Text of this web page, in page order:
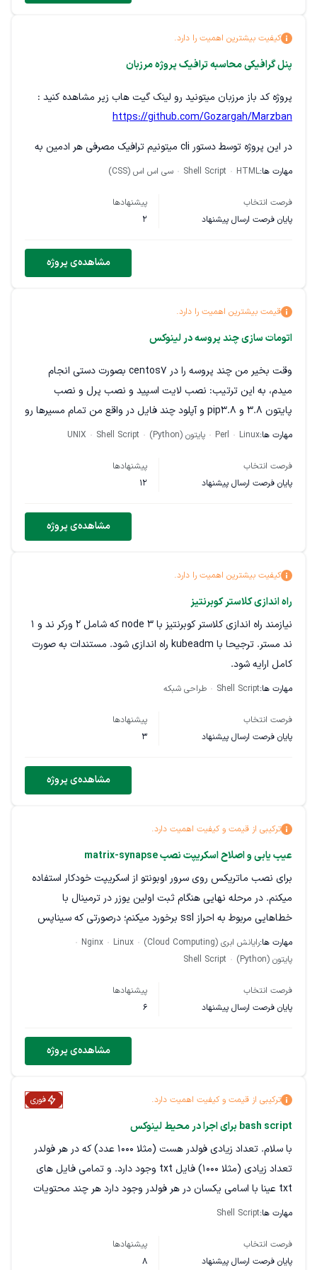
کیفیت بیشترین اهمیت را دارد.
پنل گرافیکی محاسبه ترافیک پروژه مرزبان
پروژه کد باز مرزبان میتونید رو لینک گیت هاب زیر مشاهده کنید :
https://github.com/Gozargah/Marzban
در این پروژه توسط دستور cli میتونیم ترافیک مصرفی هر ادمین به
ترافیک مصرفی مشاهده کنن
مهارت ها:HTML
Shell Script سی اس اس (CSS)
فرصت انتخاب
پایان فرصت ارسال پیشنهاد
پیشنهادها
2
مشاهده‌ی پروژه
قیمت بیشترین اهمیت را دارد.
اتومات سازی چند پروسه در لینوکس
وقت بخیر من چند پروسه را در centos7 بصورت دستی انجام
میدم، به این ترتیب: نصب لایت اسپید و نصب پرل و نصب
پایتون 3.8 و pip3.8 و آپلود چند فایل در واقع من تمام مسیرها رو
توی فایل text بهتون میدم، شما زحمت بکشید برات بصورت یک
تشکر
مهارت ها:Linux
Perl پایتون (Python) Shell Script
UNIX
فرصت انتخاب
پایان فرصت ارسال پیشنهاد
پیشنهادها
12
مشاهده‌ی پروژه
کیفیت بیشترین اهمیت را دارد.
راه اندازی کلاستر کوبرنتیز
نیازمند راه اندازی کلاستر کوبرنتیز با ۳ node که شامل ۲ ورکر ند و ۱
ند مستر. ترجیحا با kubeadm راه اندازی شود. مستندات به صورت
کامل ارايه شود.
مهارت ها:Shell Script طراحی شبکه
فرصت انتخاب
پایان فرصت ارسال پیشنهاد
پیشنهادها
3
مشاهده‌ی پروژه
ترکیبی از قیمت و کیفیت اهمیت دارد.
عیب یابی و اصلاح اسکریپت نصب matrix-synapse
برای نصب ماتریکس روی سرور اوبونتو از اسکریپت خودکار استفاده
میکنم. در مرحله نهایی هنگام ثبت اولین یوزر در ترمینال با
خطاهایی مربوط به احراز ssl برخورد میکنم؛ درصورتی که سیناپس
ران شده، tls در دامنه ها و ساب دامنه های موردنظر برقراره، و تست
فدرال سایت ماتریکس روی دامنه پاس میشه (بنظر میاد یوزر
همراه خطاهای دریافتی در قالب فایل TXT پیوست خواهد شد.
مهارت ها:رایانش ابری (Cloud Computing) Linux
Nginx
پایتون (Python)
Shell Script
فرصت انتخاب
پایان فرصت ارسال پیشنهاد
پیشنهادها
6
مشاهده‌ی پروژه
ترکیبی از قیمت و کیفیت اهمیت دارد. فوری
bash script برای اجرا در محیط لینوکس
با سلام. تعداد زیادی فولدر هست (مثلا 1000 عدد) که در هر فولدر
تعداد زیادی (مثلا 1000) فایل txt وجود دارد. و تمامی فایل های
txt عینا با اسامی یکسان در هر فولدر وجود دارد هر چند محتویات
script دارم که وارد هر فولدر بشه و فایل txt رو باز کنه و قسمت
مهارت ها:Shell Script
فرصت انتخاب
پایان فرصت ارسال پیشنهاد
پیشنهادها
8